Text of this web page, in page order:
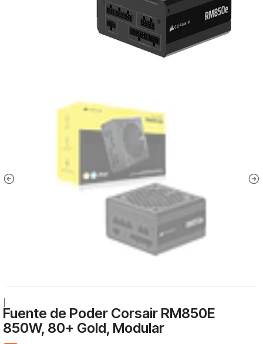
Fuente de Poder Corsair RM850E
850W, 80+ Gold, Modular